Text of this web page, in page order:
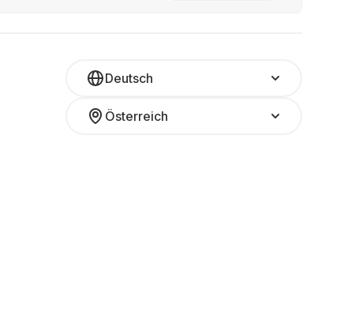
Deutsch
Österreich